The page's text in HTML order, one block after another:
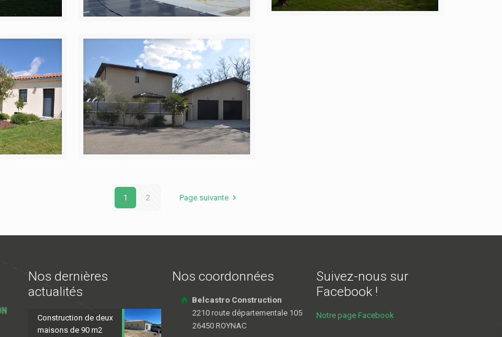
1 2 Page suivante
Nos dernières
actualités
Construction de deux
maisons de 90 m2
Nos coordonnées
Belcastro Construction
2210 route départementale 105
26450 ROYNAC
Suivez-nous sur
Facebook !
Notre page Facebook